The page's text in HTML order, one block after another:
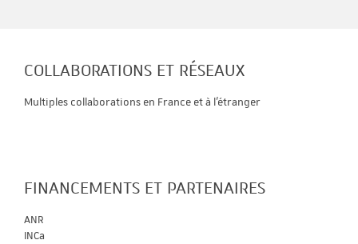
COLLABORATIONS ET RÉSEAUX
Multiples collaborations en France et à l'étranger
FINANCEMENTS ET PARTENAIRES
ANR
INCa